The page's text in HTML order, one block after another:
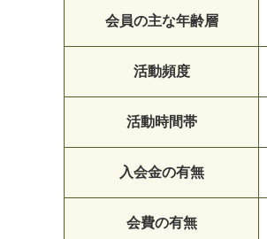
会員の主な年齢層
活動頻度
活動時間帯
入会金の有無
会費の有無